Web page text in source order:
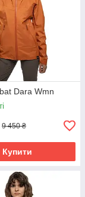
Dara Wmn
9 450 ₴
Купити